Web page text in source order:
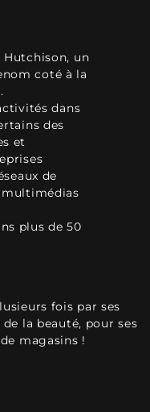
Hutchison, un
coté à la
dans
des
et
de
plus de 50
fois par ses
la beauté, pour ses
magasins !